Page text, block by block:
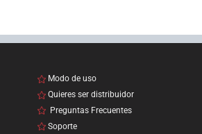
Modo de uso
Quieres ser distribuidor
Preguntas Frecuentes
Soporte